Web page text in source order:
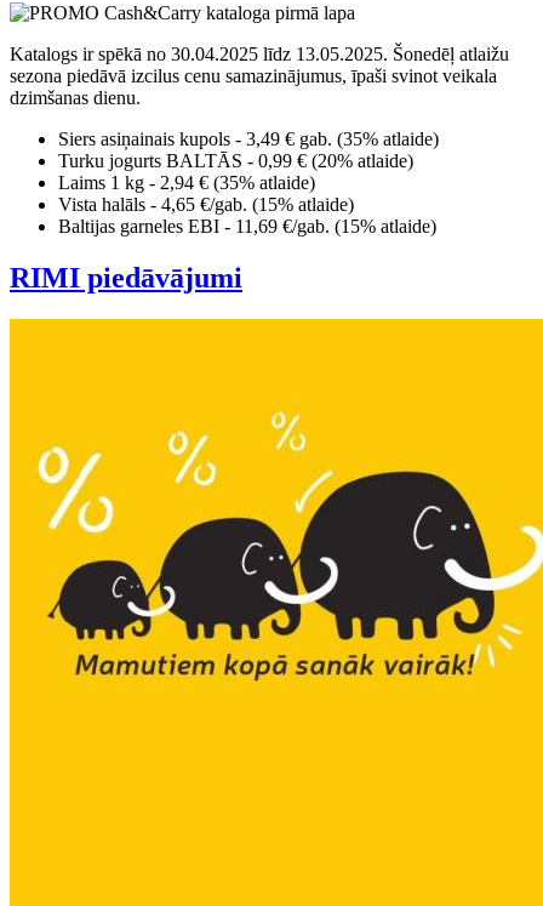
Katalogs ir spēkā no 30.04.2025 līdz 13.05.2025. Šonedēļ atlaižu
sezona piedāvā izcilus cenu samazinājumus, īpaši svinot veikala
dzimšanas dienu.
Siers asiņainais kupols - 3,49 € gab. (35% atlaide)
Turku jogurts BALTĀS - 0,99 € (20% atlaide)
Laims 1 kg - 2,94 € (35% atlaide)
Vista halāls - 4,65 €/gab. (15% atlaide)
Baltijas garneles EBI - 11,69 €/gab. (15% atlaide)
RIMI piedāvājumi